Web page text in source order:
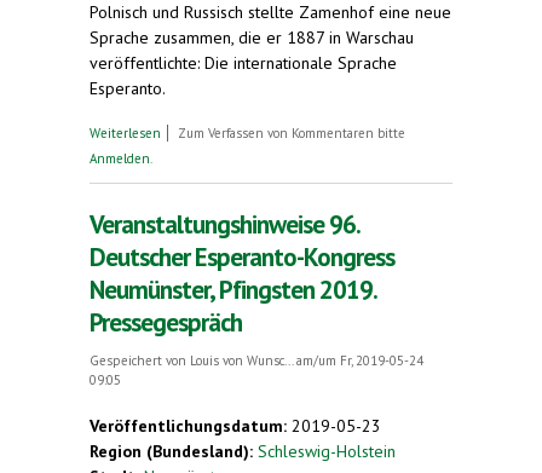
Polnisch und Russisch stellte Zamenhof eine neue
Sprache zusammen, die er 1887 in Warschau
veröffentlichte: Die internationale Sprache
Esperanto.
Weiterlesen über Warum verbreitet sich Esperanto? 96.
Zum Verfassen von Kommentaren bitte
Anmelden.
Veranstaltungshinweise 96.
Deutscher Esperanto-Kongress
Neumünster, Pfingsten 2019.
Pressegespräch
Gespeichert von Louis von Wunsc...am/um Fr, 2019-05-24
09:05
Veröffentlichungsdatum: 2019-05-23
Region (Bundesland): Schleswig-Holstein